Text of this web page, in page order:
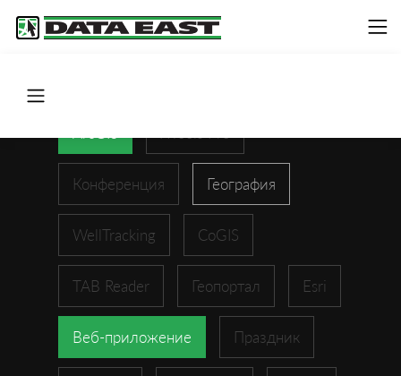
Конференция География
WellTracking CoGIS
TAB Reader Геопортал Esri
Веб-приложение Праздник